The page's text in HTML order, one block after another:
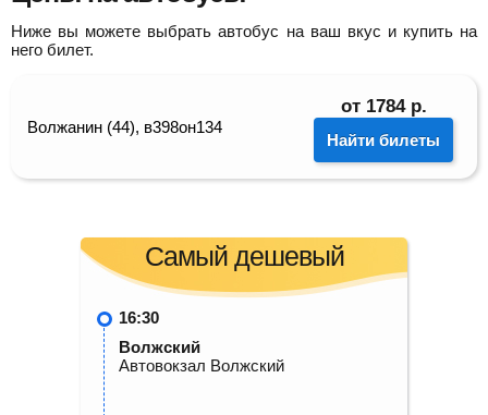
Ниже вы можете выбрать автобус на ваш вкус и купить на
него билет.
Волжанин (44), в398он134
от 1784 р.
Найти билеты
Самый дешевый
16:30
Волжский
Автовокзал Волжский